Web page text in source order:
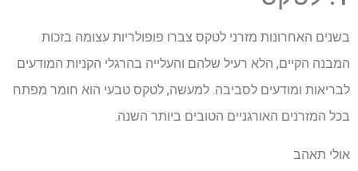
בשנים האחרונות מזרני לטקס צברו פופולריות עצומה בזכות
המבנה הקיים, הלא רעיל שלהם והעלייה בהרגלי הקניות המודעים
לבריאות ומודעים לסביבה. למעשה, לטקס טבעי הוא חומר מפתח
בכל המזרנים האורגניים הטובים ביותר השנה.
אולי תאהב